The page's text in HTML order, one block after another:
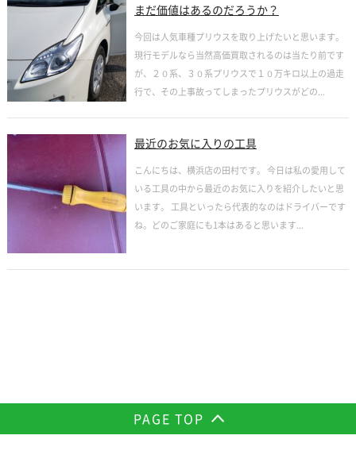
まだ価値はあるのだろうか？
今回は人気車種プリウスを取り上げたいと思います。
現行モデルなら当然高価買取されるのは当たり前です
が、２０系、３０系プリウスで１０万キロ以上の過走
行で、その上事故ってしまったプリウスがどの...
最近のお気に入りの工具
こんにちは、横浜店の田村です。 今日は私の愛用して
いる工具の中から最近のお気に入りを紹介したいと思
います。 工具といったら代表的なのはドライバーです
ね。どのご家庭にも1本はあると思います...
PAGE TOP